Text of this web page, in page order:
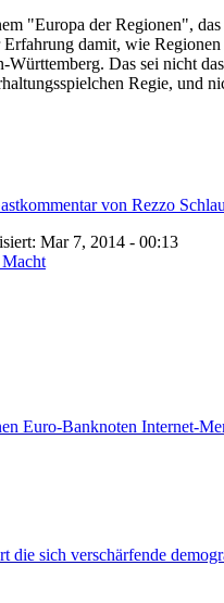
"Europa der Regionen",
damit, wie
Das sei nicht
Regie, und
von Rezzo
Mar 7, 2014 - 00:13
Euro-Banknoten Internet-
die sich verschärfende